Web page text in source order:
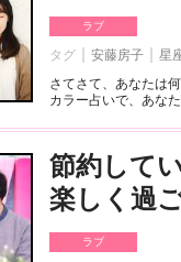
ラブ
タグ 安藤房子
星
さてさて、あなたは
カラー占いで、あな
節約して
楽しく過
ラブ